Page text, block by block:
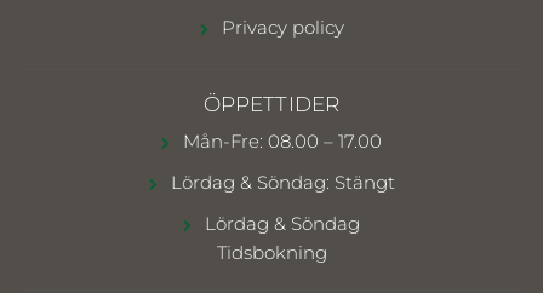
Privacy policy
ÖPPETTIDER
Mån-Fre: 08.00 – 17.00
Lördag & Söndag: Stängt
Lördag & Söndag
Tidsbokning